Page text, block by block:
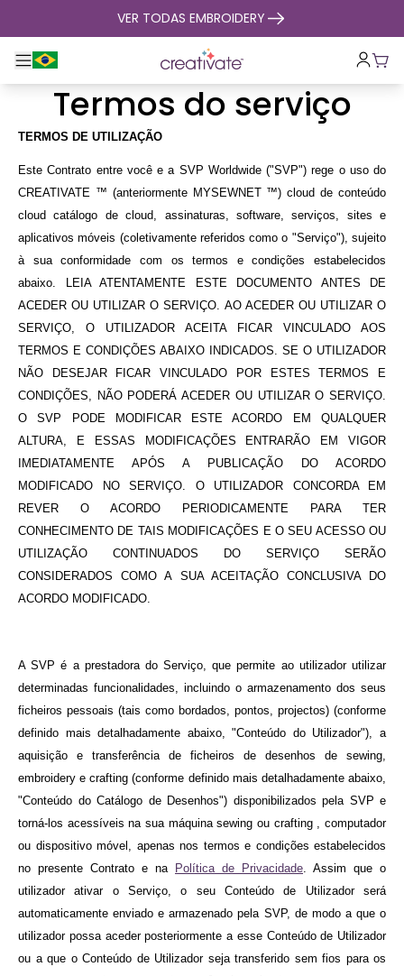
saltar para o conteúdoVER TODAS EMBROIDERY
Alternar entre navegação principal
Termos do serviço
TERMOS DE UTILIZAÇÃO
Este Contrato entre você e a SVP Worldwide ("SVP") rege o uso do
CREATIVATE ™ (anteriormente MYSEWNET ™) cloud de conteúdo
cloud catálogo de cloud, assinaturas, software, serviços, sites e
aplicativos móveis (coletivamente referidos como o "Serviço"), sujeito
à sua conformidade com os termos e condições estabelecidos
abaixo. LEIA ATENTAMENTE ESTE DOCUMENTO ANTES DE
ACEDER OU UTILIZAR O SERVIÇO. AO ACEDER OU UTILIZAR O
SERVIÇO, O UTILIZADOR ACEITA FICAR VINCULADO AOS
TERMOS E CONDIÇÕES ABAIXO INDICADOS. SE O UTILIZADOR
NÃO DESEJAR FICAR VINCULADO POR ESTES TERMOS E
CONDIÇÕES, NÃO PODERÁ ACEDER OU UTILIZAR O SERVIÇO.
O SVP PODE MODIFICAR ESTE ACORDO EM QUALQUER
ALTURA, E ESSAS MODIFICAÇÕES ENTRARÃO EM VIGOR
IMEDIATAMENTE APÓS A PUBLICAÇÃO DO ACORDO
MODIFICADO NO SERVIÇO. O UTILIZADOR CONCORDA EM
REVER O ACORDO PERIODICAMENTE PARA TER
CONHECIMENTO DE TAIS MODIFICAÇÕES E O SEU ACESSO OU
UTILIZAÇÃO CONTINUADOS DO SERVIÇO SERÃO
CONSIDERADOS COMO A SUA ACEITAÇÃO CONCLUSIVA DO
ACORDO MODIFICADO.
A SVP é a prestadora do Serviço, que permite ao utilizador utilizar
determinadas funcionalidades, incluindo o armazenamento dos seus
ficheiros pessoais (tais como bordados, pontos, projectos) (conforme
definido mais detalhadamente abaixo, "Conteúdo do Utilizador"), a
aquisição e transferência de ficheiros de desenhos de sewing,
embroidery e crafting (conforme definido mais detalhadamente abaixo,
"Conteúdo do Catálogo de Desenhos") disponibilizados pela SVP e
torná-los acessíveis na sua máquina sewing ou crafting , computador
ou dispositivo móvel, apenas nos termos e condições estabelecidos
no presente Contrato e na Política de Privacidade. Assim que o
utilizador ativar o Serviço, o seu Conteúdo de Utilizador será
automaticamente enviado e armazenado pela SVP, de modo a que o
utilizador possa aceder posteriormente a esse Conteúdo de Utilizador
ou a que o Conteúdo de Utilizador seja transferido sem fios para os